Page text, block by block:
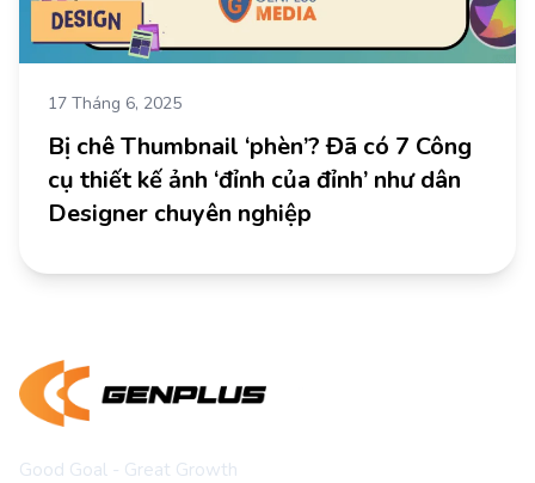
17 Tháng 6, 2025
Bị chê Thumbnail ‘phèn’? Đã có 7 Công
cụ thiết kế ảnh ‘đỉnh của đỉnh’ như dân
Designer chuyên nghiệp
Good Goal - Great Growth